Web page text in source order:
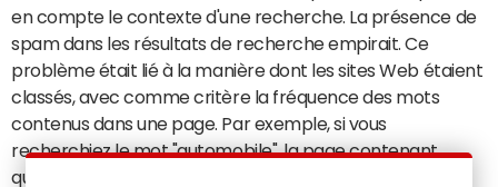
en compte le contexte d'une recherche. La présence de
spam dans les résultats de recherche empirait. Ce
problème était lié à la manière dont les sites Web étaient
classés, avec comme critère la fréquence des mots
contenus dans une page. Par exemple, si vous
recherchiez le mot "automobile", la page contenant
quatre fois ce mot était mieux classée que celle qui le